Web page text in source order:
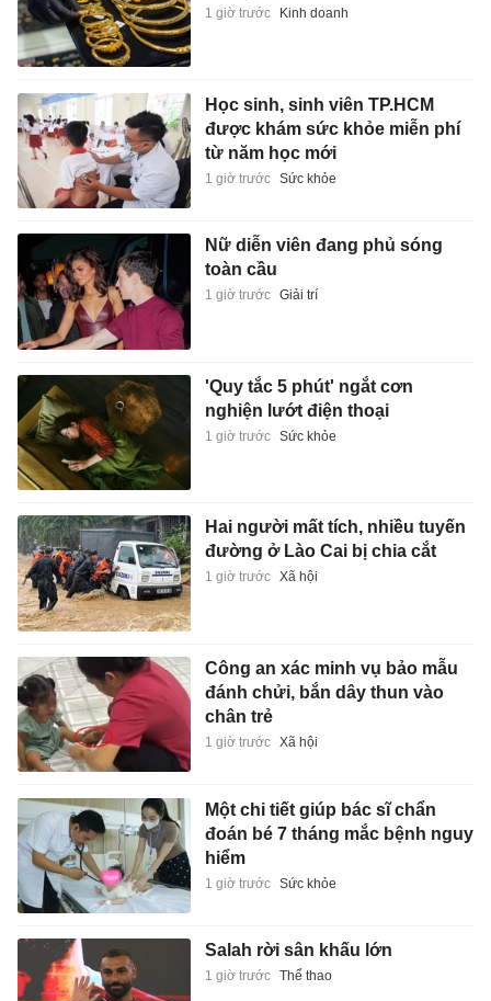
1 giờ trước Kinh doanh
Học sinh, sinh viên TP.HCM
được khám sức khỏe miễn phí
từ năm học mới
1 giờ trước Sức khỏe
Nữ diễn viên đang phủ sóng
toàn cầu
1 giờ trước Giải trí
'Quy tắc 5 phút' ngắt cơn
nghiện lướt điện thoại
1 giờ trước Sức khỏe
Hai người mất tích, nhiều tuyến
đường ở Lào Cai bị chia cắt
1 giờ trước Xã hội
Công an xác minh vụ bảo mẫu
đánh chửi, bắn dây thun vào
chân trẻ
1 giờ trước Xã hội
Một chi tiết giúp bác sĩ chẩn
đoán bé 7 tháng mắc bệnh nguy
hiểm
1 giờ trước Sức khỏe
Salah rời sân khấu lớn
1 giờ trước Thể thao